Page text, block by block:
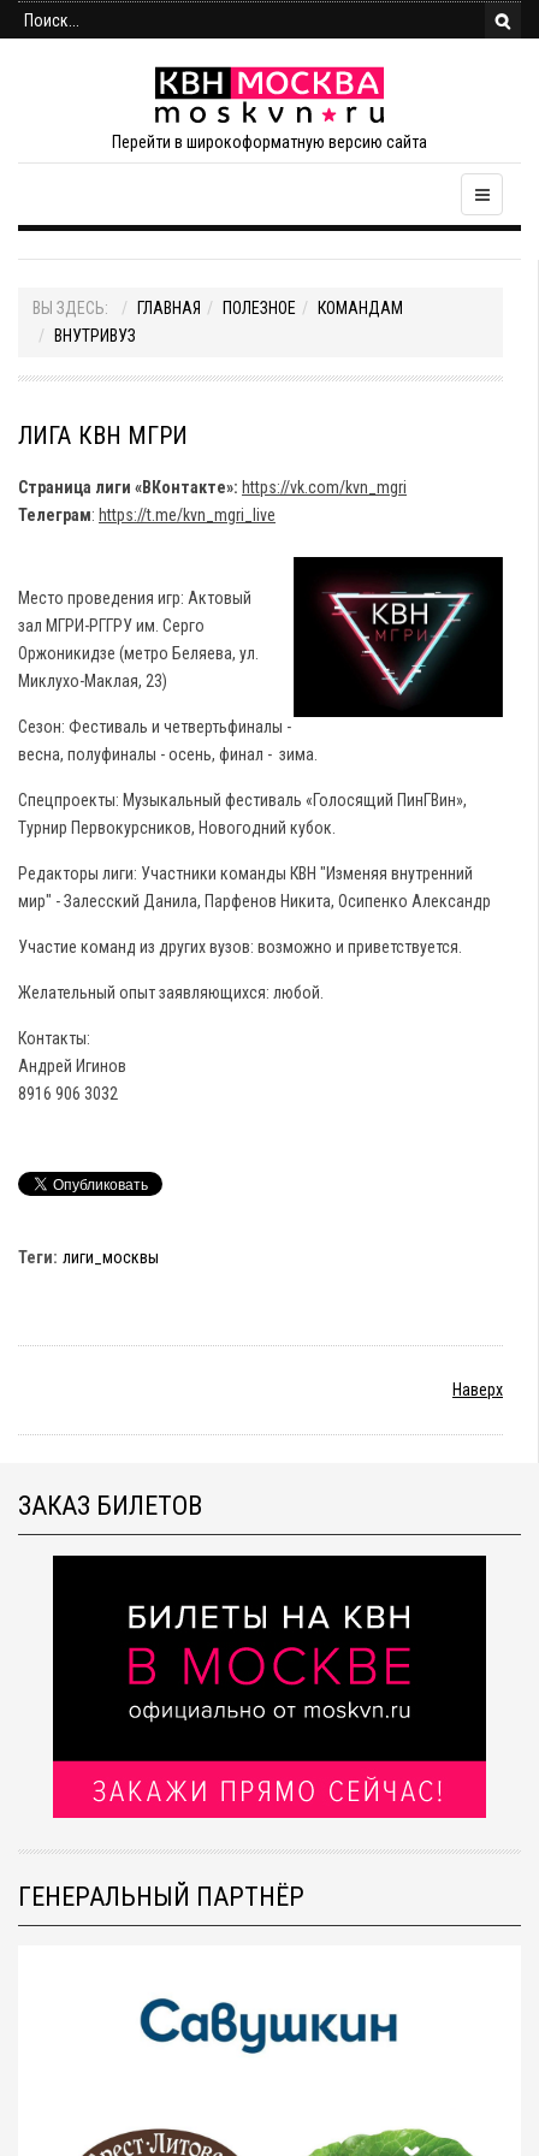
Перейти в широкоформатную версию сайта
ВЫ ЗДЕСЬ: ГЛАВНАЯ ПОЛЕЗНОЕ
КОМАНДАМ
ВНУТРИВУЗ
ЛИГА КВН МГРИ
Страница лиги «ВКонтакте»: https://vk.com/kvn_mgri
Телеграм: https://t.me/kvn_mgri_live
Место проведения игр: Актовый
зал МГРИ-РГГРУ им. Серго
Оржоникидзе (метро Беляева, ул.
Миклухо-Маклая, 23)
Сезон: Фестиваль и четвертьфиналы -
весна, полуфиналы - осень, финал - зима.
Спецпроекты: Музыкальный фестиваль «Голосящий ПинГВин»,
Турнир Первокурсников, Новогодний кубок.
Редакторы лиги: Участники команды КВН "Изменяя внутренний
мир" - Залесский Данила, Парфенов Никита, Осипенко Александр
Участие команд из других вузов: возможно и приветствуется.
Желательный опыт заявляющихся: любой.
Контакты:
Андрей Игинов
8916 906 3032
Теги: лиги_москвы
Наверх
ЗАКАЗ БИЛЕТОВ
ГЕНЕРАЛЬНЫЙ ПАРТНЁР